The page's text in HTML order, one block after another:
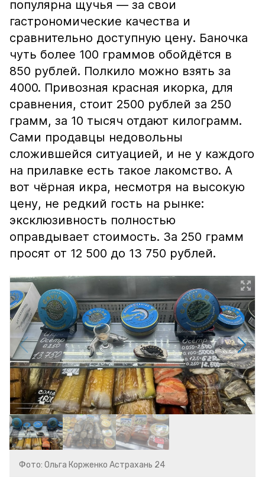
популярна щучья — за свои
гастрономические качества и
сравнительно доступную цену. Баночка
чуть более 100 граммов обойдётся в
850 рублей. Полкило можно взять за
4000. Привозная красная икорка, для
сравнения, стоит 2500 рублей за 250
грамм, за 10 тысяч отдают килограмм.
Сами продавцы недовольны
сложившейся ситуацией, и не у каждого
на прилавке есть такое лакомство. А
вот чёрная икра, несмотря на высокую
цену, не редкий гость на рынке:
эксклюзивность полностью
оправдывает стоимость. За 250 грамм
просят от 12 500 до 13 750 рублей.
Фото: Ольга Корженко Астрахань 24